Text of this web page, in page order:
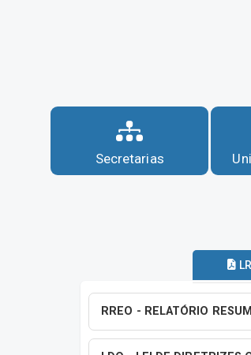
Secretarias
RREO - RELATÓRIO